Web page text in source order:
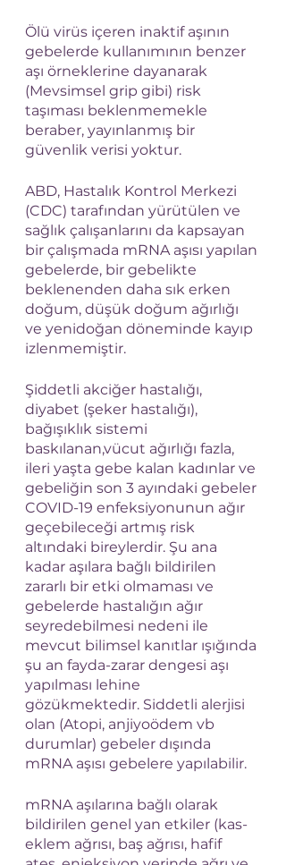
Ölü virüs içeren inaktif aşının
gebelerde kullanımının benzer
aşı örneklerine dayanarak
(Mevsimsel grip gibi) risk
taşıması beklenmemekle
beraber, yayınlanmış bir
güvenlik verisi yoktur.
ABD, Hastalık Kontrol Merkezi
(CDC) tarafından yürütülen ve
sağlık çalışanlarını da kapsayan
bir çalışmada mRNA aşısı yapılan
gebelerde, bir gebelikte
beklenenden daha sık erken
doğum, düşük doğum ağırlığı
ve yenidoğan döneminde kayıp
izlenmemiştir.
Şiddetli akciğer hastalığı,
diyabet (şeker hastalığı),
bağışıklık sistemi
baskılanan,vücut ağırlığı fazla,
ileri yaşta gebe kalan kadınlar ve
gebeliğin son 3 ayındaki gebeler
COVID-19 enfeksiyonunun ağır
geçebileceği artmış risk
altındaki bireylerdir. Şu ana
kadar aşılara bağlı bildirilen
zararlı bir etki olmaması ve
gebelerde hastalığın ağır
seyredebilmesi nedeni ile
mevcut bilimsel kanıtlar ışığında
şu an fayda-zarar dengesi aşı
yapılması lehine
gözükmektedir. Siddetli alerjisi
olan (Atopi, anjiyoödem vb
durumlar) gebeler dışında
mRNA aşısı gebelere yapılabilir.
mRNA aşılarına bağlı olarak
bildirilen genel yan etkiler (kas-
eklem ağrısı, baş ağrısı, hafif